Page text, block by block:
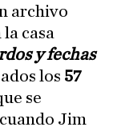
archivo
casa
y fechas
los 57
se
Jim